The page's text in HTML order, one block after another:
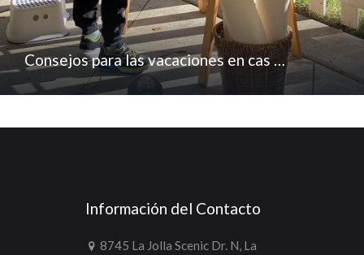
Consejos para las vacaciones en cas …
Información del Contacto
8745 La Jolla Scenic Dr. N, La